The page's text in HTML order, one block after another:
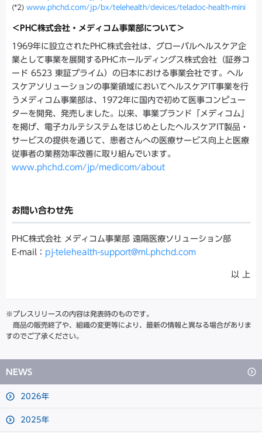
(*2) www.phchd.com/jp/bx/telehealth/devices/teladoc-health-mini
＜PHC株式会社・メディコム事業部について＞
1969年に設立されたPHC株式会社は、グローバルヘルスケア企
業として事業を展開するPHCホールディングス株式会社（証券コ
ード 6523 東証プライム）の日本における事業会社です。ヘル
スケアソリューションの事業領域においてヘルスケアIT事業を行
うメディコム事業部は、1972年に国内で初めて医事コンピュー
ターを開発、発売しました。以来、事業ブランド「メディコム」
を掲げ、電子カルテシステムをはじめとしたヘルスケアIT製品・
サービスの提供を通じて、患者さんへの医療サービス向上と医療
従事者の業務効率改善に取り組んでいます。
www.phchd.com/jp/medicom/about
お問い合わせ先
PHC株式会社 メディコム事業部 遠隔医療ソリューション部
E-mail： pj-telehealth-support@ml.phchd.com
以 上
※プレスリリースの内容は発表時のものです。
商品の販売終了や、組織の変更等により、最新の情報と異なる場合がありま
すのでご了承ください。
NEWS
2026年
2025年